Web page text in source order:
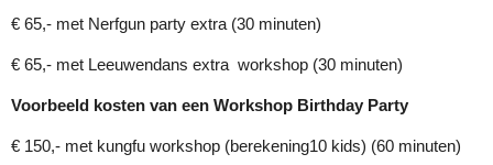
€ 65,- met Nerfgun party extra (30 minuten)
€ 65,- met Leeuwendans extra workshop (30 minuten)
Voorbeeld kosten van een Workshop Birthday Party
€ 150,- met kungfu workshop (berekening10 kids) (60 minuten)